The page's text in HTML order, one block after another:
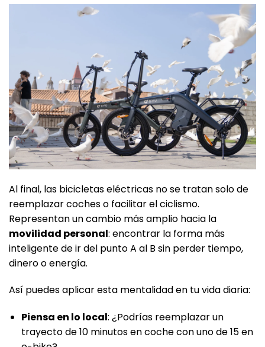
Al final, las bicicletas eléctricas no se tratan solo de
reemplazar coches o facilitar el ciclismo.
Representan un cambio más amplio hacia la
movilidad personal: encontrar la forma más
inteligente de ir del punto A al B sin perder tiempo,
dinero o energía.
Así puedes aplicar esta mentalidad en tu vida diaria:
Piensa en lo local: ¿Podrías reemplazar un
trayecto de 10 minutos en coche con uno de 15 en